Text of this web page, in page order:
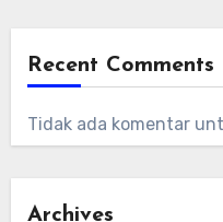
Recent Comments
Tidak ada komentar
Archives